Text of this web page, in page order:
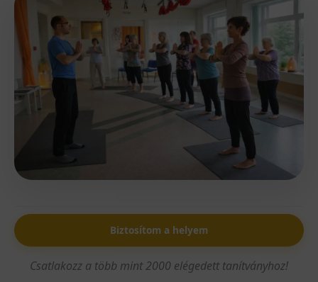
Biztosítom a helyem
Csatlakozz a több mint 2000 elégedett tanítványhoz!